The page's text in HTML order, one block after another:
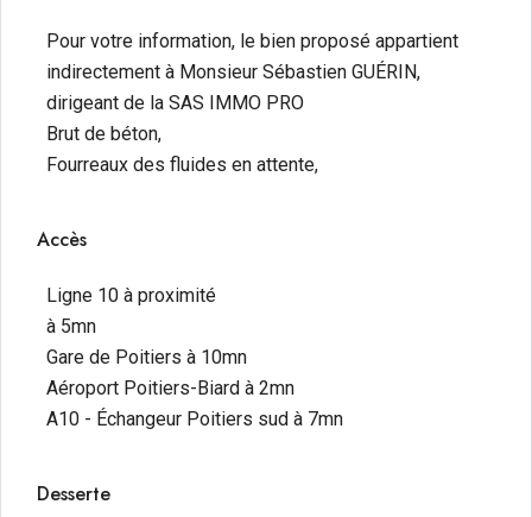
Pour votre information, le bien proposé appartient
indirectement à Monsieur Sébastien GUÉRIN,
dirigeant de la SAS IMMO PRO
Brut de béton,
Fourreaux des fluides en attente,
Accès
Ligne 10 à proximité
à 5mn
Gare de Poitiers à 10mn
Aéroport Poitiers-Biard à 2mn
A10 - Échangeur Poitiers sud à 7mn
Desserte